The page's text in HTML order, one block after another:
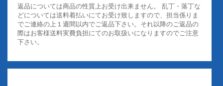
返品については商品の性質上お受け出来ません。 乱丁・落丁な
どについては送料着払いにてお受け致しますので、担当係りま
でご連絡の上１週間以内でご返品下さい。それ以降のご返品の
際はお客様送料実費負担にてのお取扱いになりますのでご注意
下さい。